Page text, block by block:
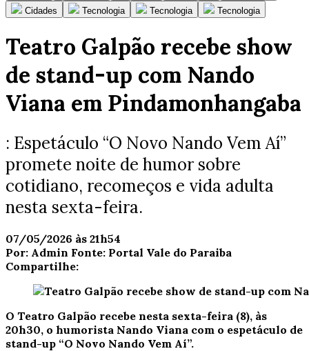
Cidades
Tecnologia Tecnologia Tecnologia
Teatro Galpão recebe show
de stand-up com Nando
Viana em Pindamonhangaba
: Espetáculo “O Novo Nando Vem Aí”
promete noite de humor sobre
cotidiano, recomeços e vida adulta
nesta sexta-feira.
07/05/2026 às 21h54
Por: Admin Fonte: Portal Vale do Paraiba
Compartilhe:
O Teatro Galpão recebe nesta sexta-feira (8), às
20h30, o humorista Nando Viana com o espetáculo de
stand-up “O Novo Nando Vem Aí”.